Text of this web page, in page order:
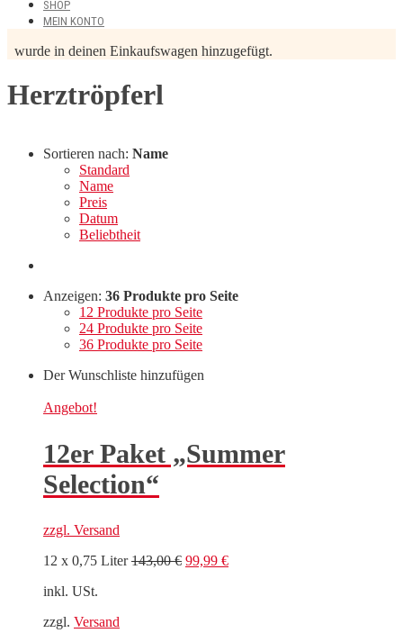
SHOP
MEIN KONTO
wurde in deinen Einkaufswagen hinzugefügt.
Herztröpferl
Sortieren nach: Name
Standard
Name
Preis
Datum
Beliebtheit
Anzeigen: 36 Produkte pro Seite
12 Produkte pro Seite
24 Produkte pro Seite
36 Produkte pro Seite
Der Wunschliste hinzufügen
Angebot!
12er Paket „Summer
Selection“
zzgl. Versand
12 x 0,75 Liter143,00€ Ursprünglicher
99,99 €Aktueller
inkl. USt.
zzgl. Versand